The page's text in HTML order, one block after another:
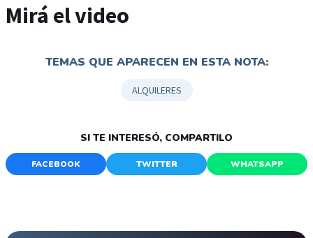
Mirá el video
TEMAS QUE APARECEN EN ESTA NOTA:
ALQUILERES
SI TE INTERESÓ, COMPARTILO
FACEBOOK TWITTER WHATSAPP